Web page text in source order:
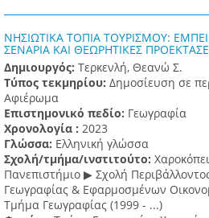
ΝΗΣΙΩΤΙΚΑ ΤΟΠΙΑ ΤΟΥΡΙΣΜΟΥ:
ΣΕΝΑΡΙΑ ΚΑΙ ΘΕΩΡΗΤΙΚΕΣ
Δημιουργός: Τερκενλή, Θεανώ Σ.
Τύπος τεκμηρίου: Δημοσίευση σε
Αφιέρωμα
Επιστημονικό πεδίο: Γεωγραφία
Χρονολογία : 2023
Γλώσσα: Ελληνική γλώσσα
Σχολή/τμήμα/ινστιτούτο:
Πανεπιστήμιο ▶ Σχολή
Γεωγραφίας & Εφαρμοσμένων
Τμήμα Γεωγραφίας (1999 - ...)